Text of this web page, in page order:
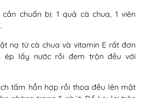
chuẩn bị: 1 quả cà chua, 1 viên
nạ từ cà chua và vitamin E rất đơn
ép lấy nước rồi đem trộn đều với
tấm hỗn hợp rồi thoa đều lên mặt